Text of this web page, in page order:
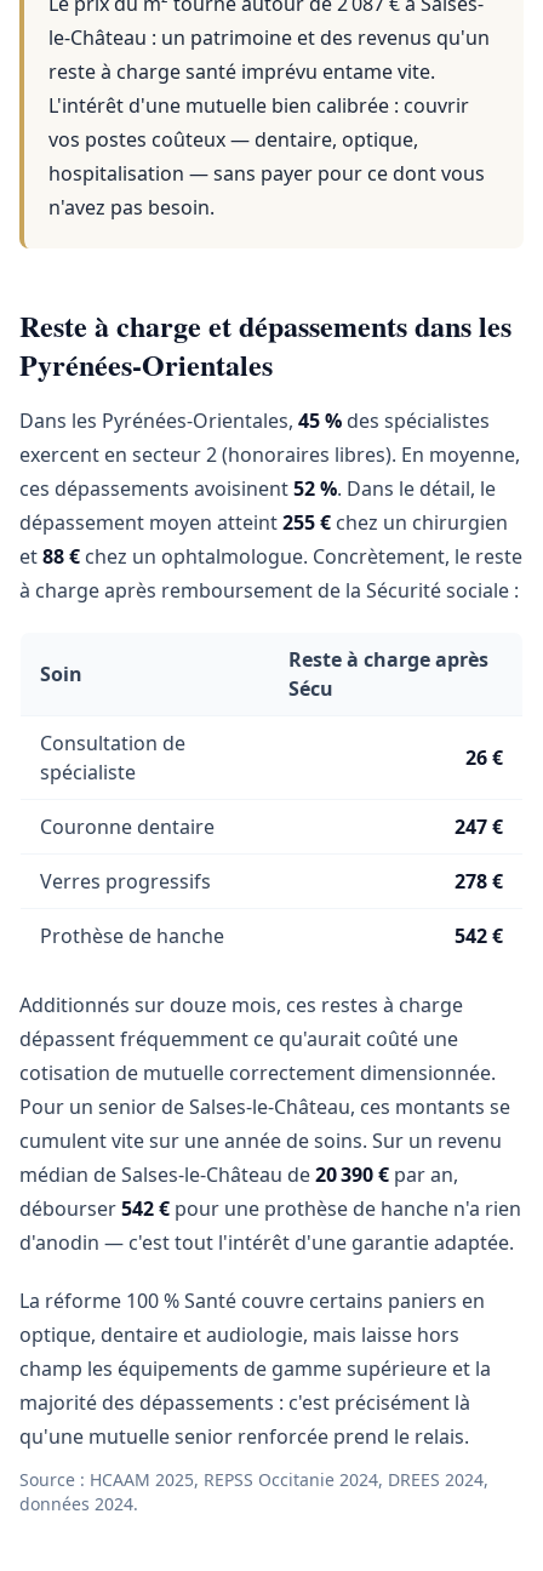
le-Château : un patrimoine et des revenus qu'un
reste à charge santé imprévu entame vite.
L'intérêt d'une mutuelle bien calibrée : couvrir
vos postes coûteux — dentaire, optique,
hospitalisation — sans payer pour ce dont vous
n'avez pas besoin.
Reste à charge et dépassements dans les
Pyrénées-Orientales
Dans les Pyrénées-Orientales, 45 % des spécialistes
exercent en secteur 2 (honoraires libres). En moyenne,
ces dépassements avoisinent52 %. Dans le détail, le
dépassement moyen atteint255 € chez un chirurgien
et88 € chez un ophtalmologue. Concrètement, le reste
à charge après remboursement de la Sécurité sociale :
Soin
Reste à charge après
Sécu
Consultation de
spécialiste
26 €
Couronne dentaire 247 €
Verres progressifs 278 €
Prothèse de hanche 542 €
Additionnés sur douze mois, ces restes à charge
dépassent fréquemment ce qu'aurait coûté une
cotisation de mutuelle correctement dimensionnée.
Pour un senior de Salses-le-Château, ces montants se
cumulent vite sur une année de soins. Sur un revenu
médian de Salses-le-Château de20 390 € par an,
débourser542 € pour une prothèse de hanche n'a rien
d'anodin — c'est tout l'intérêt d'une garantie adaptée.
La réforme 100 % Santé couvre certains paniers en
optique, dentaire et audiologie, mais laisse hors
champ les équipements de gamme supérieure et la
majorité des dépassements : c'est précisément là
qu'une mutuelle senior renforcée prend le relais.
Source : HCAAM 2025, REPSS Occitanie 2024, DREES 2024,
données 2024.